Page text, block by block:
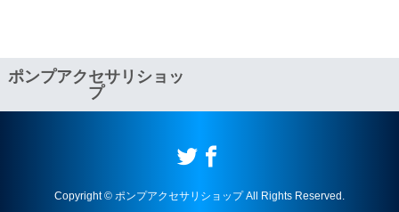
ポンプアクセサリショッ
プ
Copyright © ポンプアクセサリショップ All Rights Reserved.